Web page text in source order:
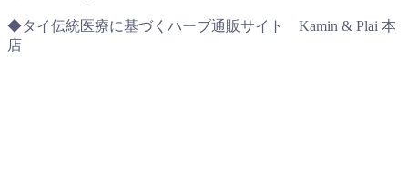
◆タイ伝統医療に基づくハーブ通販サイト Kamin & Plai 本
店